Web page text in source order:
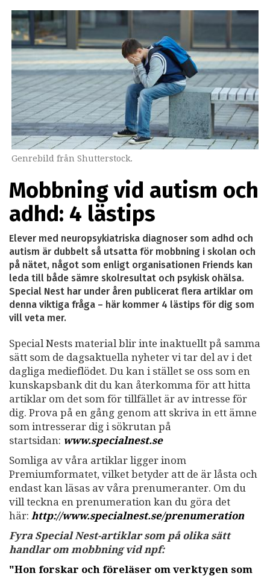
Genrebild från Shutterstock.
Mobbning vid autism och
adhd: 4 lästips
Elever med neuropsykiatriska diagnoser som adhd och
autism är dubbelt så utsatta för mobbning i skolan och
på nätet, något som enligt organisationen Friends kan
leda till både sämre skolresultat och psykisk ohälsa.
Special Nest har under åren publicerat flera artiklar om
denna viktiga fråga – här kommer 4 lästips för dig som
vill veta mer.
Special Nests material blir inte inaktuellt på samma
sätt som de dagsaktuella nyheter vi tar del av i det
dagliga medieflödet. Du kan i stället se oss som en
kunskapsbank dit du kan återkomma för att hitta
artiklar om det som för tillfället är av intresse för
dig. Prova på en gång genom att skriva in ett ämne
som intresserar dig i sökrutan på
startsidan: www.specialnest.se
Somliga av våra artiklar ligger inom
Premiumformatet, vilket betyder att de är låsta och
endast kan läsas av våra prenumeranter. Om du
vill teckna en prenumeration kan du göra det
här: http://www.specialnest.se/prenumeration
Fyra Special Nest-artiklar som på olika sätt
handlar om mobbning vid npf:
"Hon forskar och föreläser om verktygen som